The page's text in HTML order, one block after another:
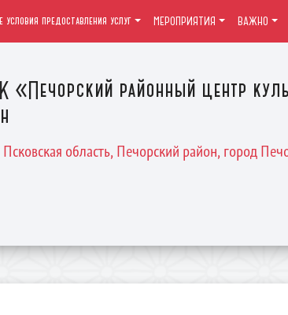
«Печорский районный центр
Псковская область, Печорский район, город
условия предоставления услуг МЕРОПРИЯТИЯ ВАЖНО